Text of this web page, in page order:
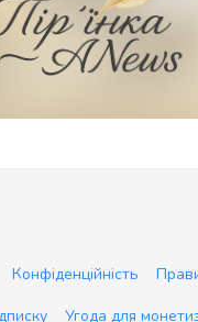
Конфіденційність
Угода для